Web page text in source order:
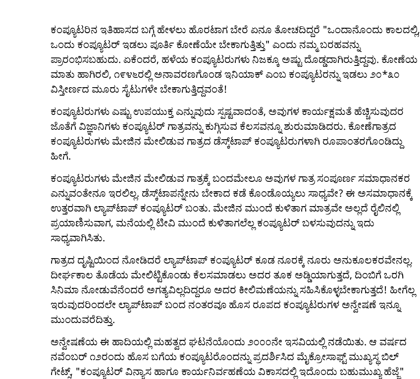
ಕಂಪ್ಯೂಟರಿನ ಇತಿಹಾಸದ ಬಗ್ಗೆ ಹೇಳಲು ಹೊರಟಾಗ ಬೇರೆ ಏನೂ ತೋಚದಿದ್ದರೆ "ಒಂದಾನೊಂದು ಕಾಲದಲ್ಲಿ,
ಒಂದು ಕಂಪ್ಯೂಟರ್ ಇಡಲು ಪೂರ್ತಿ ಕೋಣೆಯೇ ಬೇಕಾಗುತ್ತಿತ್ತು" ಎಂದು ನಮ್ಮ ಬರಹವನ್ನು
ಪ್ರಾರಂಭಿಸಬಹುದು. ಏಕೆಂದರೆ, ಹಳೆಯ ಕಂಪ್ಯೂಟರುಗಳು ನಿಜಕ್ಕೂ ಅಷ್ಟು ದೊಡ್ಡದಾಗಿರುತ್ತಿದ್ದವು. ಕೋಣೆಯ
ಮಾತು ಹಾಗಿರಲಿ, ೧೯೪೬ರಲ್ಲಿ ಅನಾವರಣಗೊಂಡ ಇನಿಯಾಕ್ ಎಂಬ ಕಂಪ್ಯೂಟರನ್ನು ಇಡಲು ೨೦*೩೦
ವಿಸ್ತೀರ್ಣದ ಮೂರು ಸೈಟುಗಳೇ ಬೇಕಾಗುತ್ತಿದ್ದವಂತೆ!
ಕಂಪ್ಯೂಟರುಗಳು ಎಷ್ಟು ಉಪಯುಕ್ತ ಎನ್ನುವುದು ಸ್ಪಷ್ಟವಾದಂತೆ, ಅವುಗಳ ಕಾರ್ಯಕ್ಷಮತೆ ಹೆಚ್ಚಿಸುವುದರ
ಜೊತೆಗೆ ವಿಜ್ಞಾನಿಗಳು ಕಂಪ್ಯೂಟರ್ ಗಾತ್ರವನ್ನು ಕುಗ್ಗಿಸುವ ಕೆಲಸವನ್ನೂ ಶುರುಮಾಡಿದರು. ಕೋಣೆಗಾತ್ರದ
ಕಂಪ್ಯೂಟರುಗಳು ಮೇಜಿನ ಮೇಲಿಡುವ ಗಾತ್ರದ ಡೆಸ್ಕ್‌ಟಾಪ್‌ ಕಂಪ್ಯೂಟರುಗಳಾಗಿ ರೂಪಾಂತರಗೊಂಡಿದ್ದು
ಹೀಗೆ.
ಕಂಪ್ಯೂಟರುಗಳು ಮೇಜಿನ ಮೇಲಿಡುವ ಗಾತ್ರಕ್ಕೆ ಬಂದಮೇಲೂ ಅವುಗಳ ಗಾತ್ರ ಸಂಪೂರ್ಣ ಸಮಾಧಾನಕರ
ಎನ್ನುವಂತೇನೂ ಇರಲಿಲ್ಲ. ಡೆಸ್ಕ್‌ಟಾಪನ್ನೇನು ಬೇಕಾದ ಕಡೆ ಕೊಂಡೊಯ್ಯಲು ಸಾಧ್ಯವೇ? ಈ ಅಸಮಾಧಾನಕ್ಕೆ
ಉತ್ತರವಾಗಿ ಲ್ಯಾಪ್‌ಟಾಪ್ ಕಂಪ್ಯೂಟರ್ ಬಂತು. ಮೇಜಿನ ಮುಂದೆ ಕುಳಿತಾಗ ಮಾತ್ರವೇ ಅಲ್ಲದೆ ರೈಲಿನಲ್ಲಿ
ಪ್ರಯಾಣಿಸುವಾಗ, ಮನೆಯಲ್ಲಿ ಟೀವಿ ಮುಂದೆ ಕುಳಿತಾಗಲೆಲ್ಲ ಕಂಪ್ಯೂಟರ್ ಬಳಸುವುದನ್ನು ಇದು
ಸಾಧ್ಯವಾಗಿಸಿತು.
ಗಾತ್ರದ ದೃಷ್ಟಿಯಿಂದ ನೋಡಿದರೆ ಲ್ಯಾಪ್‌ಟಾಪ್ ಕಂಪ್ಯೂಟರ್ ಕೂಡ ನೂರಕ್ಕೆ ನೂರು ಅನುಕೂಲಕರವೇನಲ್ಲ.
ದೀರ್ಘಕಾಲ ತೊಡೆಯ ಮೇಲಿಟ್ಟಿಕೊಂಡು ಕೆಲಸಮಾಡಲು ಅದರ ತೂಕ ಅಡ್ಡಿಯಾಗುತ್ತದೆ, ದಿಂಬಿಗೆ ಒರಗಿ
ಸಿನಿಮಾ ನೋಡುವೆನೆಂದರೆ ಅಗತ್ಯವಿಲ್ಲದಿದ್ದರೂ ಅದರ ಕೀಲಿಮಣೆಯನ್ನು ಸಹಿಸಿಕೊಳ್ಳಬೇಕಾಗುತ್ತದೆ! ಹೀಗೆಲ್ಲ
ಇರುವುದರಿಂದಲೇ ಲ್ಯಾಪ್‌ಟಾಪ್ ಬಂದ ನಂತರವೂ ಹೊಸ ರೂಪದ ಕಂಪ್ಯೂಟರುಗಳ ಅನ್ವೇಷಣೆ ಇನ್ನೂ
ಮುಂದುವರೆದಿತ್ತು.
ಅನ್ವೇಷಣೆಯ ಈ ಹಾದಿಯಲ್ಲಿ ಮಹತ್ವದ ಘಟನೆಯೊಂದು ೨೦೦೦ನೇ ಇಸವಿಯಲ್ಲಿ ನಡೆಯಿತು. ಆ ವರ್ಷದ
ನವೆಂಬರ್ ೧೨ರಂದು ಹೊಸ ಬಗೆಯ ಕಂಪ್ಯೂಟರೊಂದನ್ನು ಪ್ರದರ್ಶಿಸಿದ ಮೈಕ್ರೋಸಾಫ್ಟ್ ಮುಖ್ಯಸ್ಥ ಬಿಲ್
ಗೇಟ್ಸ್, "ಕಂಪ್ಯೂಟರ್ ವಿನ್ಯಾಸ ಹಾಗೂ ಕಾರ್ಯನಿರ್ವಹಣೆಯ ವಿಕಾಸದಲ್ಲಿ ಇದೊಂದು ಬಹುಮುಖ್ಯ ಹೆಜ್ಜೆ"